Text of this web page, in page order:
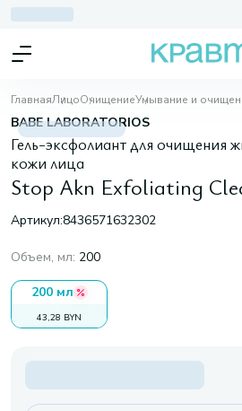
ГлавнаяЛицоОчищениеУмывание и
BABE LABORATORIOS
Гель-эксфолиант для очищения
кожи лица
Stop Akn Exfoliating
Артикул:8436571632302
Объем, мл: 200
200 мл
43,28 BYN